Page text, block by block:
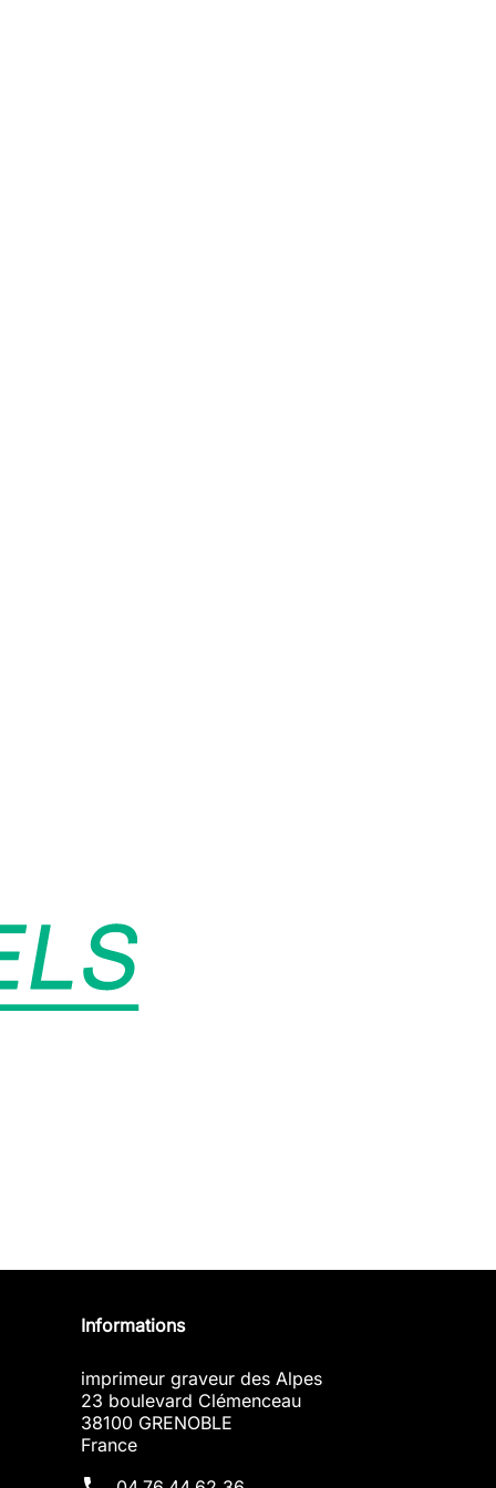
Informations
imprimeur graveur des Alpes
23 boulevard Clémenceau
38100 GRENOBLE
France